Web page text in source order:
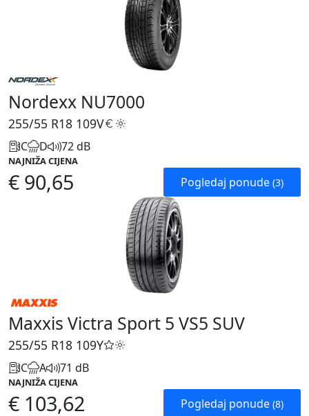
Nordexx NU7000
255/55 R18 109V
C D 72 dB
NAJNIŽA CIJENA
€ 90,65 Pogledaj ponude (3)
Maxxis Victra Sport 5 VS5 SUV
255/55 R18 109Y
C A 71 dB
NAJNIŽA CIJENA
€ 103,62 Pogledaj ponude (8)